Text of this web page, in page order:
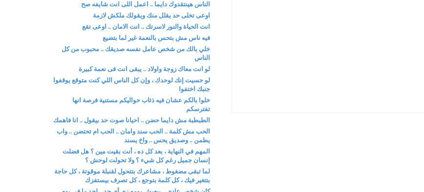
الناس هينتقدوك دايما .. اعمل اللى انت شايفه صح
اوعى تخلى حد يقلل منك ويقولك ملكش لازمة
انت الحياة والنور لاسرتك .. انت الامان .. اوعى تقع
فيه ناس مش بتحس بالنعمة غير لما بتضيع
خلي بالك من شخص عامل نفسه صديقك .. محبوب من كل
الناس
لو انت معاك زوجة واولاد .. يبقى انت فى نعمة كبيرة
لو حسيت إنك لوحدك ، وإن كل الناس اللي كنت متوقع يوقفوا
جنبك اختفوا
خلوا بالكم عشان فيه ذئاب حواليكم مستنية فرصة انها
تفترسكم
الطبطبة مش دايما حضن .. احيانا صوت حد بيقول .. انا فاهمك
الحب مش كلمة .. الحب سند وامان .. الحب ام تحتضن .. واب
يطمن .. وصديق يحس .. واخ يسند
المهم في النهاية ، بعد كل ده ، أنت بقيت مين ؟ هل فضلت
إنسان جميل رغم كل شيء ؟ ولا تحولت لوحش ؟
لما تبقى مضغوط ، مشاعرك بتتحول لقنبلة موقوتة ، كل حاجة
بتتغير فيك ، كل كلمة بتوجع ، كل تصرف بيستفزك